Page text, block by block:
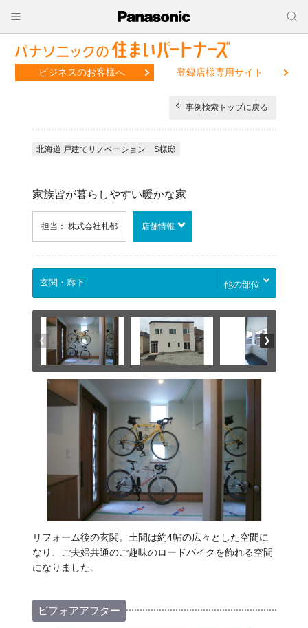
ビジネスのお客様へ 登録店様専用サイト
事例検索トップに戻る
北海道 戸建てリノベーション S様邸
家族皆が暮らしやすい暖かな家
担当： 株式会社札都 店舗情報
他の部位
リフォーム後の玄関。土間は約4帖の広々とした空間に
なり、ご夫婦共通のご趣味のロードバイクを飾れる空間
になりました。
ビフォアアフター